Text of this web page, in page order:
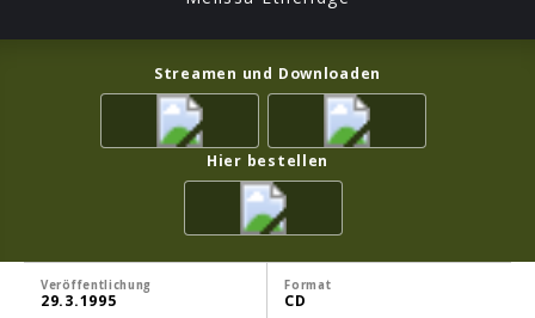
Streamen und Downloaden
Hier bestellen
Veröffentlichung
29.3.1995
Format
CD